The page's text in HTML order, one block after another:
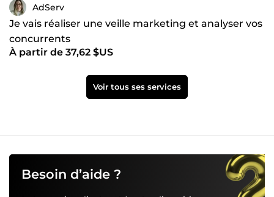
AdServ
Je vais réaliser une veille marketing et analyser vos
concurrents
À partir de 37,62 $US
Voir tous ses services
Besoin d’aide ?